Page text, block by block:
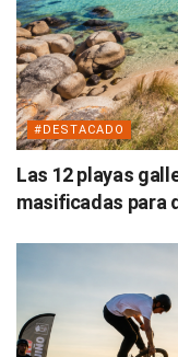
#DESTACADO
Las 12 playas
masificadas para